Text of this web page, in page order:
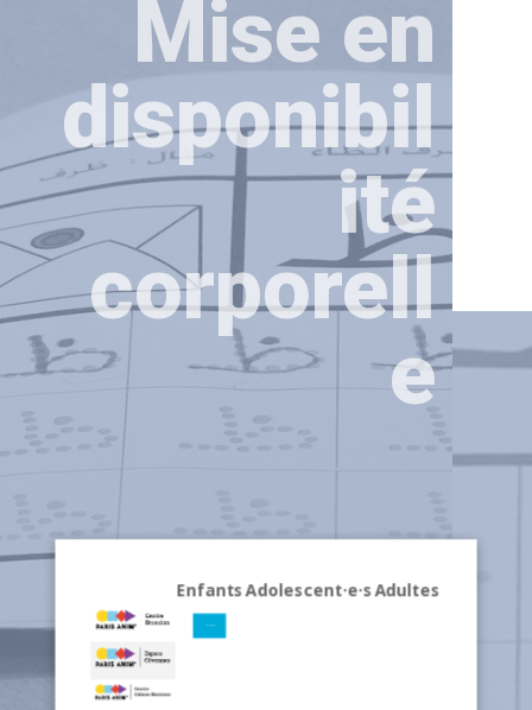
Mise en
disponibil
ité
corporell
e
EnfantsAdolescent·e·sAdultes